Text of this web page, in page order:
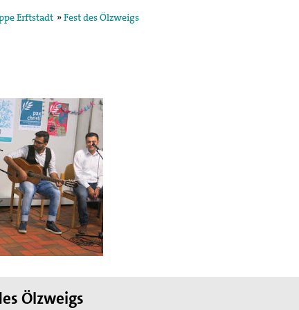
Erftstadt »Fest des Ölzweigs
und arbeitet in
Konzils.
des weltweiten
des II. Weltkrieges,
die Hand
Ölzweigs